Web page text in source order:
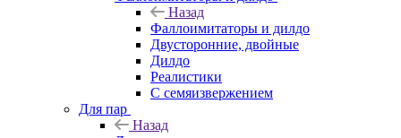
Назад
Фаллоимитаторы и дилдо
Двусторонние, двойные
Дилдо
Реалистики
С семяизвержением
Для пар
Назад